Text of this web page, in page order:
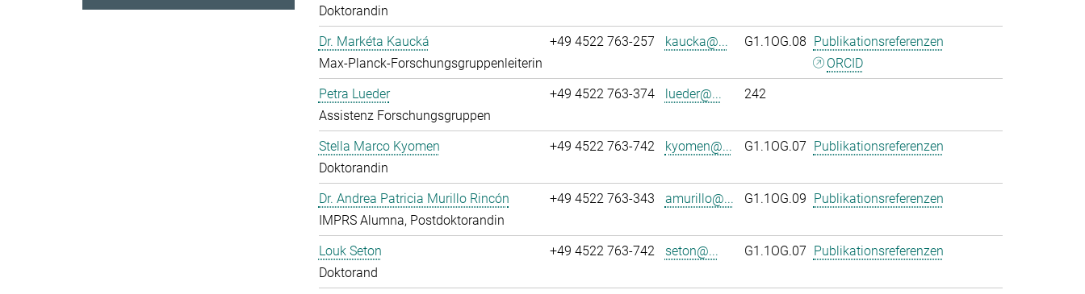
Doktorandin
Dr. Markéta Kaucká
Max-Planck-Forschungsgruppenleiterin
+49 4522 763-257 kaucka@... G1.1OG.08 Publikationsreferenzen
ORCID
Petra Lueder
Assistenz Forschungsgruppen
+49 4522 763-374 lueder@... 242
Stella Marco Kyomen
Doktorandin
+49 4522 763-742 kyomen@... G1.1OG.07 Publikationsreferenzen
Dr. Andrea Patricia Murillo Rincón
IMPRS Alumna, Postdoktorandin
+49 4522 763-343 amurillo@... G1.1OG.09 Publikationsreferenzen
Louk Seton
Doktorand
+49 4522 763-742 seton@... G1.1OG.07 Publikationsreferenzen